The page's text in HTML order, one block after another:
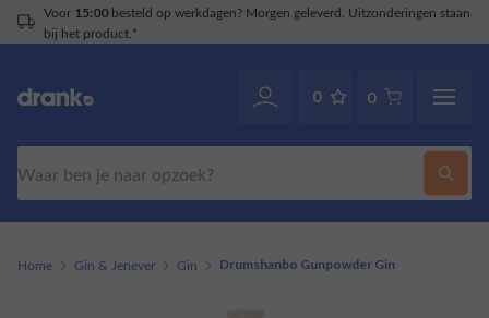
geleverd. Uitzonderingen staan
Klantenservice070-2141946
0 0
Home Gin & Jenever Gin Drumshanbo Gunpowder Gin